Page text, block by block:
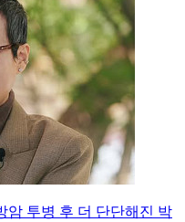
암 투병 후 더 단단해진 박